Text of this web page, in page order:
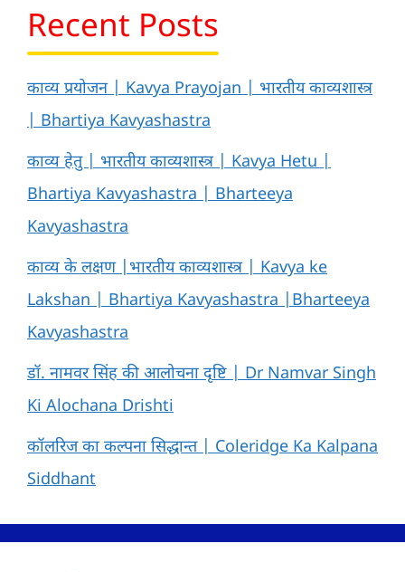
Recent Posts
काव्य प्रयोजन | Kavya Prayojan | भारतीय काव्यशास्त्र
| Bhartiya Kavyashastra
काव्य हेतु | भारतीय काव्यशास्त्र | Kavya Hetu |
Bhartiya Kavyashastra | Bharteeya
Kavyashastra
काव्य के लक्षण |भारतीय काव्यशास्त्र | Kavya ke
Lakshan | Bhartiya Kavyashastra |Bharteeya
Kavyashastra
डॉ. नामवर सिंह की आलोचना दृष्टि | Dr Namvar Singh
Ki Alochana Drishti
कॉलरिज का कल्पना सिद्धान्त | Coleridge Ka Kalpana
Siddhant